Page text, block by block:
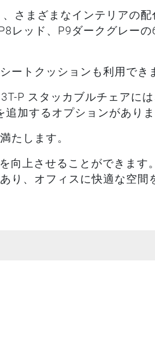
さまざまなインテリアの配
レッド、P9ダークグレーの
ートクッションも利用でき
P スタッカブルチェアに
加するオプションがありま
たします。
向上させることができます
り、オフィスに快適な空間